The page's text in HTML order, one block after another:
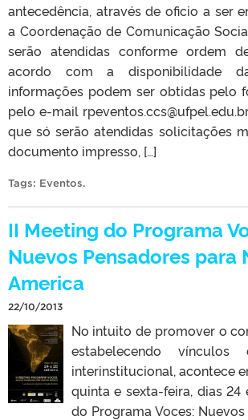
antecedência, através de oficio a ser
a Coordenação de Comunicação
serão atendidas conforme ordem
acordo com a disponibilidade
informações podem ser obtidas pelo
pelo e-mail
que só serão atendidas solicitações
documento impresso, […]
Tags: Eventos.
II Meeting do Programa
Nuevos Pensadores para
America
22/10/2013
No intuito de promover o
estabelecendo vínculos
interinstitucional, acontece
quinta e sexta-feira, dias 24
do Programa Voces: